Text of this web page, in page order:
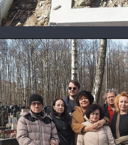
Валентин Самарин